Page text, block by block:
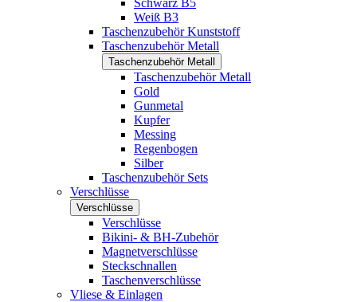
Schwarz B5
Weiß B3
Taschenzubehör Kunststoff
Taschenzubehör Metall
Taschenzubehör Metall
Taschenzubehör Metall
Gold
Gunmetal
Kupfer
Messing
Regenbogen
Silber
Taschenzubehör Sets
Verschlüsse
Verschlüsse
Verschlüsse
Bikini- & BH-Zubehör
Magnetverschlüsse
Steckschnallen
Taschenverschlüsse
Vliese & Einlagen